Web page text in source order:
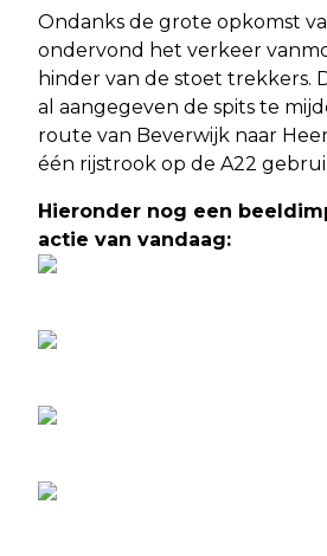
Ondanks de grote opkomst
ondervond het verkeer
hinder van de stoet trekkers.
al aangegeven de spits te
route van Beverwijk naar
één rijstrook op de A22
Hieronder nog een
actie van vandaag: